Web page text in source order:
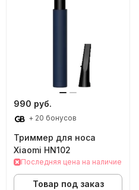
990 руб.
+ 20 бонусов
Триммер для носа
Xiaomi HN102
Последняя цена на наличие
Товар под заказ